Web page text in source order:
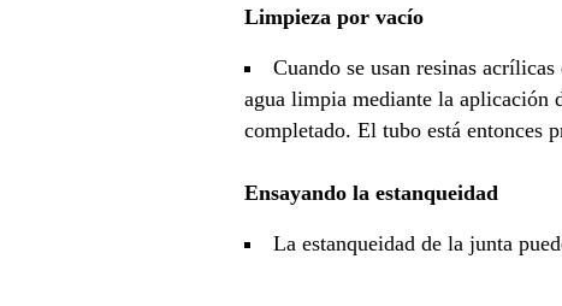
Limpieza por vacío
Cuando se usan resinas
agua limpia mediante la aplicación
completado. El tubo está entonces
Ensayando la estanqueidad
La estanqueidad de la junta